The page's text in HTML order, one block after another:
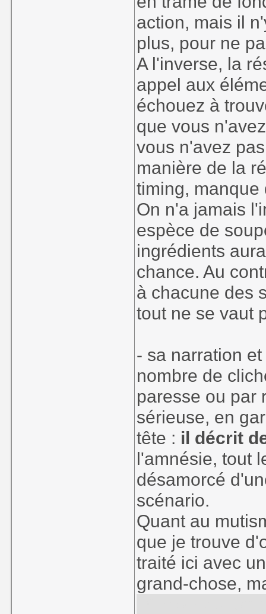
action, mais il
plus, pour ne
A l'inverse, la
appel aux
échouez à
que vous
vous n'avez
manière de la
timing, manque
On n'a jamais
espèce de
ingrédients
chance. Au
à chacune des
tout ne se vaut
- sa narration
nombre de
paresse ou par
sérieuse, en
tête : il décrit
l'amnésie, tout
désamorcé
scénario.
Quant au
que je trouve
traité ici avec
grand-chose,